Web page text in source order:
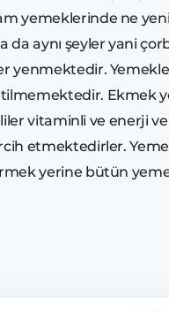
yemeklerinde ne
da aynı şeyler yani
yenmektedir.
Ekmek
vitaminli ve enerji
etmektedirler.
yerine bütün